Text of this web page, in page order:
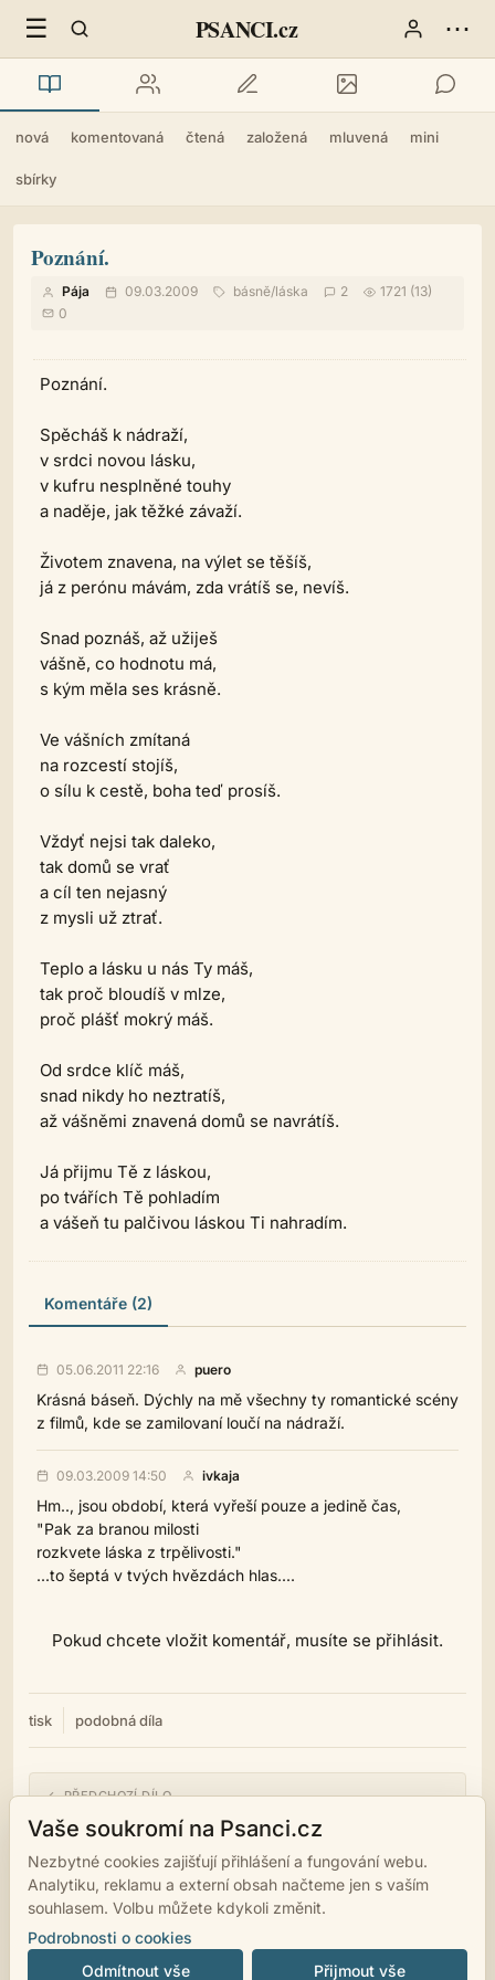
☰ PSANCI.cz ⋯
nová komentovaná čtená založená mluvená mini
sbírky
Poznání.
Pája 09.03.2009 básně/láska 2
1721 (13)
0
Poznání.
Spěcháš k nádraží,
v srdci novou lásku,
v kufru nesplněné touhy
a naděje, jak těžké závaží.
Životem znavena, na výlet se těšíš,
já z perónu mávám, zda vrátíš se, nevíš.
Snad poznáš, až užiješ
vášně, co hodnotu má,
s kým měla ses krásně.
Ve vášních zmítaná
na rozcestí stojíš,
o sílu k cestě, boha teď prosíš.
Vždyť nejsi tak daleko,
tak domů se vrať
a cíl ten nejasný
z mysli už ztrať.
Teplo a lásku u nás Ty máš,
tak proč bloudíš v mlze,
proč plášť mokrý máš.
Od srdce klíč máš,
snad nikdy ho neztratíš,
až vášněmi znavená domů se navrátíš.
Já přijmu Tě z láskou,
po tvářích Tě pohladím
a vášeň tu palčivou láskou Ti nahradím.
Komentáře (2)
05.06.2011 22:16 puero
Krásná báseň. Dýchly na mě všechny ty romantické scény
z filmů, kde se zamilovaní loučí na nádraží.
09.03.2009 14:50 ivkaja
Hm.., jsou období, která vyřeší pouze a jedině čas,
"Pak za branou milosti
rozkvete láska z trpělivosti."
...to šeptá v tvých hvězdách hlas....
Pokud chcete vložit komentář, musíte se přihlásit.
tisk podobná díla
← PŘEDCHOZÍ DÍLO
Pověz mu prosím.
NÁSLEDUJÍCÍ DÍLO →
Vaše soukromí na Psanci.cz
Nezbytné cookies zajišťují přihlášení a fungování webu.
Analytiku, reklamu a externí obsah načteme jen s vaším
souhlasem. Volbu můžete kdykoli změnit.
Podrobnosti o cookies
Odmítnout vše
Přijmout vše